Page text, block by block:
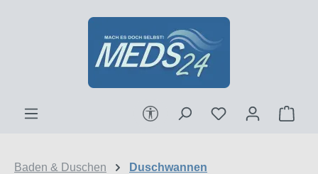
Zum Hauptinhalt springen
Werkzeugleiste anzeigen
Baden & Duschen Duschwannen